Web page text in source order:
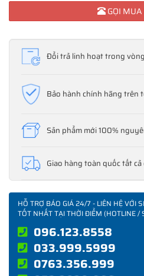
GỌI
Đổi trả linh hoạt trong
Bảo hành chính hãng trên
Sản phẩm mới 100%
Giao hàng toàn quốc tất
HỖ TRỢ BÁO GIÁ 24/7 - LIÊN HỆ VỚI
TỐT NHẤT TẠI THỜI ĐIỂM (HOTLINE /
096.123.8558
033.999.5999
0763.356.999